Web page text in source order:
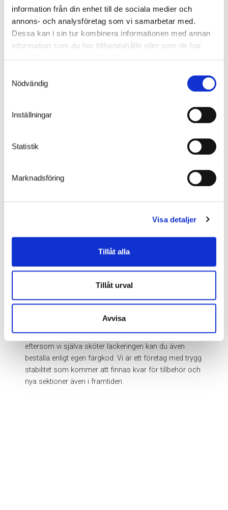
information från din enhet till de sociala medier och
annons- och analysföretag som vi samarbetar med.
Dessa kan i sin tur kombinera informationen med annan
information som du har tillhandahållit eller som de har
Nödvändig
Inställningar
Statistik
Marknadsföring
Visa detaljer
Tillåt alla
Tillåt urval
Avvisa
är UV-beständiga och håller sig fina år efter år. Vårt
365-koncept kan lovar dig näst intill underhållsfria
produkter med extremt lång hållbarhet, som tål att stå
ute året runt i alla typer av klimat.
Direkt från fabriken i Sverige
Hos Weland Utemiljö gör du affär direkt med oss på
leveranssäkerhet. Med 25 års erfarenhet är vi en
kompetent och säker rådgivare som finns nära till
produktlösningarna. Utifrån våra basfärger går det att
sätta ihop en mängd olika färgkombinationer, och
eftersom vi själva sköter lackeringen kan du även
beställa enligt egen färgkod. Vi är ett företag med trygg
stabilitet som kommer att finnas kvar för tillbehör och
nya sektioner även i framtiden.